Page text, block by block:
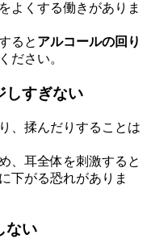
よくする働きがありま
ると アルコールの回り
ださい。
しすぎない
、揉んだりすることは
、耳全体を刺激すると
下がる恐れがありま
ない